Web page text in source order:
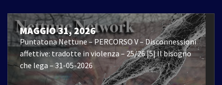
MAGGIO 31, 2026
Puntatona Nettune – PERCORSO V – Disconnessioni
affettive: tradotte in violenza – 25/26 |5| Il bisogno
che lega – 31-05-2026